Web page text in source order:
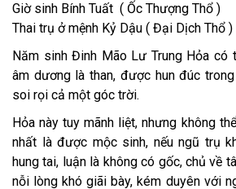
Giờ sinh Bính Tuất ( Ốc Thượng Thổ )
Thai trụ ở mệnh Kỷ Dậu ( Đại Dịch Thổ )
Năm sinh Đinh Mão Lư Trung Hỏa có
âm dương là than, được hun đúc trong
soi rọi cả một góc trời.
Hỏa này tuy mãnh liệt, nhưng không
nhất là được mộc sinh, nếu ngũ trụ
hung tai, luận là không có gốc, chủ về
nỗi lòng khó giãi bày, kém duyên với